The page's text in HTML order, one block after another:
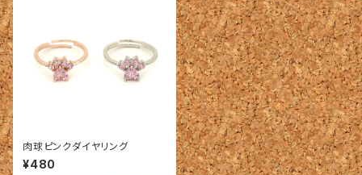
肉球ピンクダイヤリング
¥480